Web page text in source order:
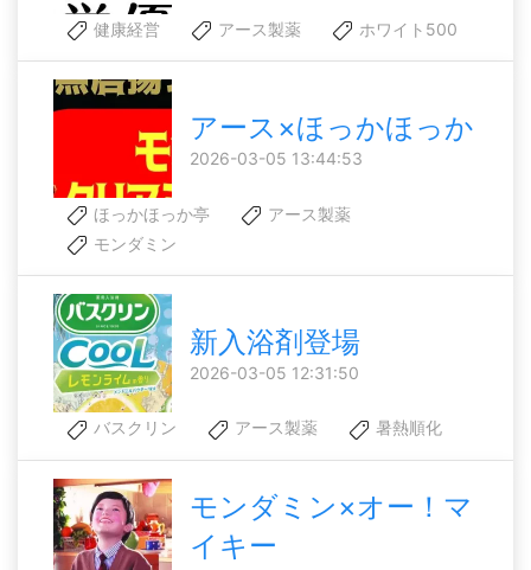
健康経営 アース製薬 ホワイト500
アース×ほっかほっか
2026-03-05 13:44:53
ほっかほっか亭
アース製薬
モンダミン
新入浴剤登場
2026-03-05 12:31:50
バスクリン アース製薬 暑熱順化
モンダミン×オー！マ
イキー